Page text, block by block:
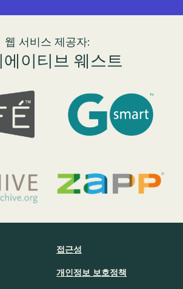
웹 서비스 제공자:
에이티브 웨스트
접근성
개인정보 보호정책